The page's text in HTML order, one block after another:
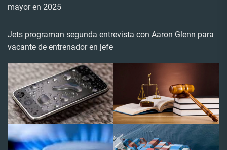
mayor en 2025
Jets programan segunda entrevista con Aaron Glenn para
vacante de entrenador en jefe